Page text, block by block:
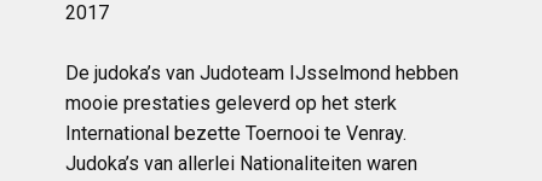
2017
De judoka’s van Judoteam IJsselmond hebben
mooie prestaties geleverd op het sterk
International bezette Toernooi te Venray.
Judoka’s van allerlei Nationaliteiten waren